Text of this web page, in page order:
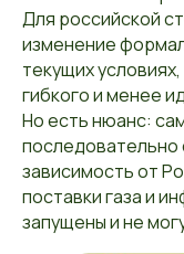
Для российской
изменение
текущих
гибкого и менее
Но есть нюанс:
последовательно
зависимость от
поставки газа и
запущены и не